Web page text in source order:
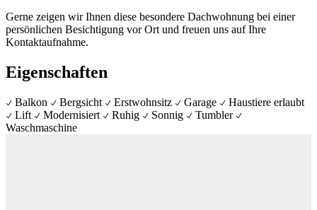
Gerne zeigen wir Ihnen diese besondere Dachwohnung bei einer
persönlichen Besichtigung vor Ort und freuen uns auf Ihre
Kontaktaufnahme.
Eigenschaften
Balkon Bergsicht Erstwohnsitz Garage
Haustiere erlaubt
Lift
Modernisiert Ruhig Sonnig
Tumbler
Waschmaschine